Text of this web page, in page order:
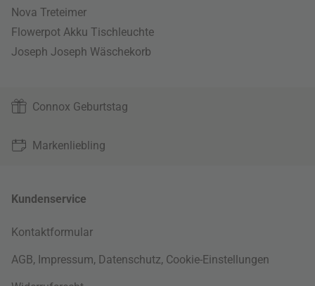
Nova Treteimer
Flowerpot Akku Tischleuchte
Joseph Joseph Wäschekorb
Connox Geburtstag
Markenliebling
Kundenservice
Kontaktformular
AGB, Impressum, Datenschutz, Cookie-Einstellungen